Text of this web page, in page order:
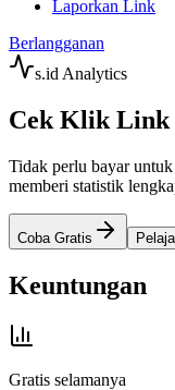
Laporkan Link
Berlangganan
s.id Analytics
Cek Klik Link
Tidak perlu bayar
memberi statistik
Coba Gratis
Keuntungan
Gratis selamanya